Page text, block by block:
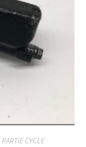
PARTIE CYCLE